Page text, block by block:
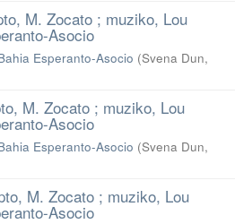
M. Zocato ; muziko, Lou
Asocio
Esperanto-Asocio (Svena Dun,
M. Zocato ; muziko, Lou
Asocio
Esperanto-Asocio (Svena Dun,
M. Zocato ; muziko, Lou
Asocio